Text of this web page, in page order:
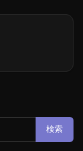
検索